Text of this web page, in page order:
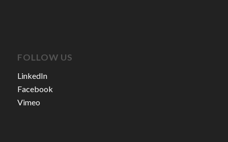
FOLLOW US
LinkedIn
Facebook
Vimeo